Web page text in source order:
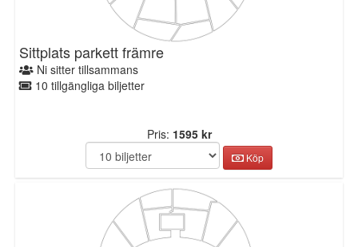
Sittplats parkett främre
Ni sitter tillsammans
10 tillgängliga biljetter
Pris: 1595 kr
Köp